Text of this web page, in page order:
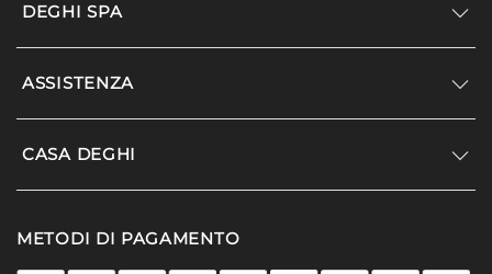
DEGHI SPA
Accedi/Registrati
Modello organizzativo e codice etico
Promozioni
ASSISTENZA
Supporto
Agevolazioni fiscali
CASA DEGHI
I nostri luoghi
METODI DI PAGAMENTO